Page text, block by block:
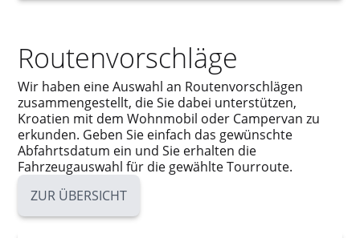
Routenvorschläge
Wir haben eine Auswahl an Routenvorschlägen
zusammengestellt, die Sie dabei unterstützen,
Kroatien mit dem Wohnmobil oder Campervan zu
erkunden. Geben Sie einfach das gewünschte
Abfahrtsdatum ein und Sie erhalten die
Fahrzeugauswahl für die gewählte Tourroute.
ZUR ÜBERSICHT